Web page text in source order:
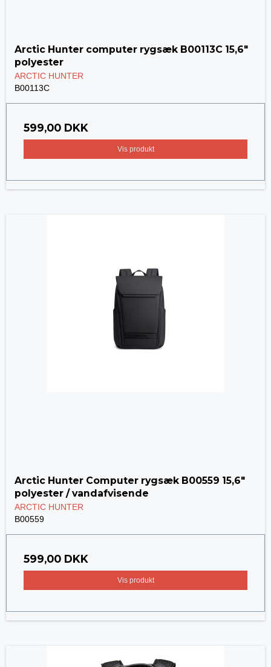
Arctic Hunter computer rygsæk B00113C 15,6"
polyester
ARCTIC HUNTER
B00113C
599,00 DKK
Vis produkt
Arctic Hunter Computer rygsæk B00559 15,6"
polyester / vandafvisende
ARCTIC HUNTER
B00559
599,00 DKK
Vis produkt